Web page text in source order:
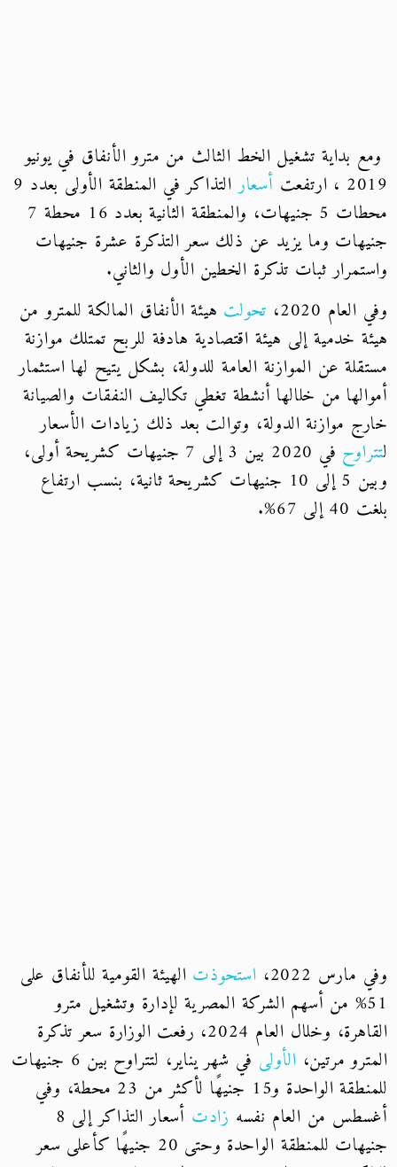
ومع بداية تشغيل الخط الثالث من مترو الأنفاق في يونيو
2019 ، ارتفعت
أسعار
التذاكر في المنطقة الأولى بعدد 9
محطات 5 جنيهات، والمنطقة الثانية بعدد 16 محطة 7
جنيهات وما يزيد عن ذلك سعر التذكرة عشرة جنيهات
واستمرار ثبات تذكرة الخطين الأول والثاني.
وفي العام 2020،
تحولت هيئة الأنفاق المالكة للمترو من
هيئة خدمية إلى هيئة اقتصادية هادفة للربح تمتلك موازنة
مستقلة عن الموازنة العامة للدولة، بشكل يتيح لها استثمار
أموالها من خلالها أنشطة تغطي تكاليف النفقات والصيانة
خارج موازنة الدولة، وتوالت بعد ذلك زيادات الأسعار
لتتراوح
في 2020 بين 3 إلى 7 جنيهات كشريحة أولى،
وبين 5 إلى 10 جنيهات كشريحة ثانية، بنسب ارتفاع
بلغت 40 إلى 67%.
وفي مارس 2022، استحوذت الهيئة القومية للأنفاق على
51% من أسهم الشركة المصرية لإدارة وتشغيل مترو
القاهرة، وخلال العام 2024، رفعت الوزارة سعر تذكرة
المترو مرتين، الأولى
في شهر يناير، لتتراوح بين 6 جنيهات
للمنطقة الواحدة و15 جنيهًا لأكثر من 23 محطة، وفي
أغسطس من العام نفسه زادت
أسعار التذاكر إلى 8
جنيهات للمنطقة الواحدة وحتى 20 جنيهًا كأعلى سعر